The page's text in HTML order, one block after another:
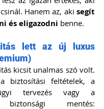
Hanem az, aki segít
és eligazodni benne.
lett az új luxus
kicsit unalmas szó volt.
biztosítási feltételek, a
tervezés vagy a